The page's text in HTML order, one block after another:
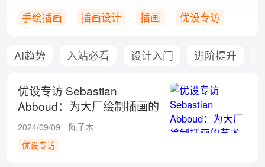
手绘插画
插画设计 插画
优设专访
AI趋势 入站必看 设计入门 进阶提升
优设专访 Sebastian
Abboud：为大厂绘制插画的
艺术家有哪些成长方法？
2024/09/09
陈子木
优设专访